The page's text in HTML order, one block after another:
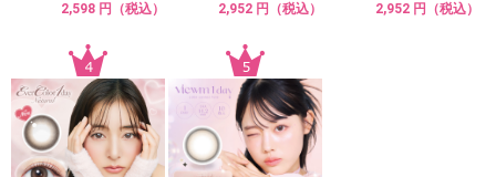
2,598 円（税込） 2,952 円（税込） 2,952 円（税込）